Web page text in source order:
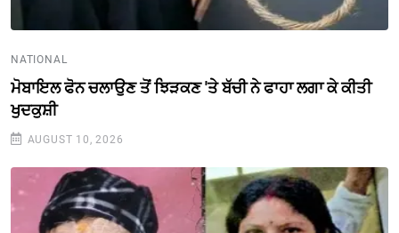
NATIONAL
ਮੋਬਾਇਲ ਫੋਨ ਚਲਾਉਣ ਤੋਂ ਝਿੜਕਣ 'ਤੇ ਬੱਚੀ ਨੇ ਫਾਹਾ ਲਗਾ ਕੇ ਕੀਤੀ
ਖੁਦਕੁਸ਼ੀ
AUGUST 10, 2026